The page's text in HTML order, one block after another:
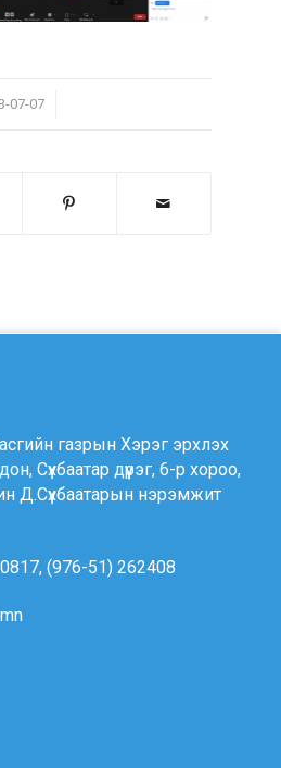
07-07
газрын Хэрэг эрхлэх
Сүхбаатар дүүрэг, 6-р хороо,
Д.Сүхбаатарын нэрэмжит
(976-51) 262408